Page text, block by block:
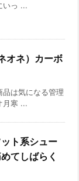
いっ ...
オネ）カーボ
は気になる管理
月寒 ...
ット系シュー
てしばらく